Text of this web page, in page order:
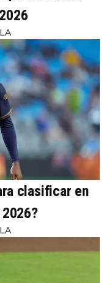
clasificar en
2026?